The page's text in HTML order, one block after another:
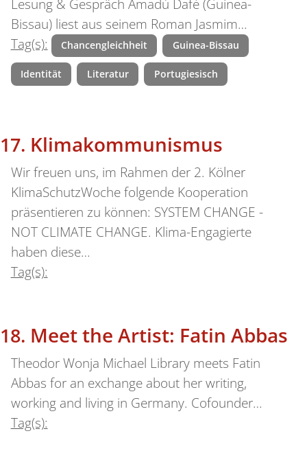
Lesung & Gespräch Amadú Dafé (Guinea-
Bissau) liest aus seinem Roman Jasmim…
Tag(s):
Chancengleichheit Guinea-Bissau
Identität Literatur Portugiesisch
Klimakommunismus
Wir freuen uns, im Rahmen der 2. Kölner
KlimaSchutzWoche folgende Kooperation
präsentieren zu können: SYSTEM CHANGE -
NOT CLIMATE CHANGE. Klima-Engagierte
haben diese…
Tag(s):
Meet the Artist: Fatin Abbas
Theodor Wonja Michael Library meets Fatin
Abbas for an exchange about her writing,
working and living in Germany. Cofounder…
Tag(s):